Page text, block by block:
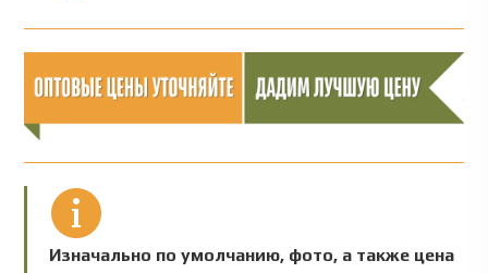
Изначально по умолчанию, фото, а также цена